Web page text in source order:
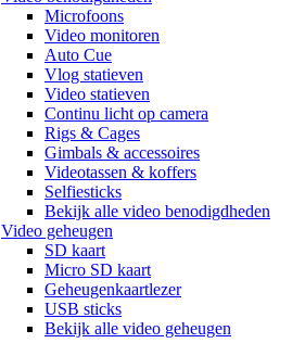
Microfoons
Video monitoren
Auto Cue
Vlog statieven
Video statieven
Continu licht op camera
Rigs & Cages
Gimbals & accessoires
Videotassen & koffers
Selfiesticks
Bekijk alle video benodigdheden
Video geheugen
SD kaart
Micro SD kaart
Geheugenkaartlezer
USB sticks
Bekijk alle video geheugen